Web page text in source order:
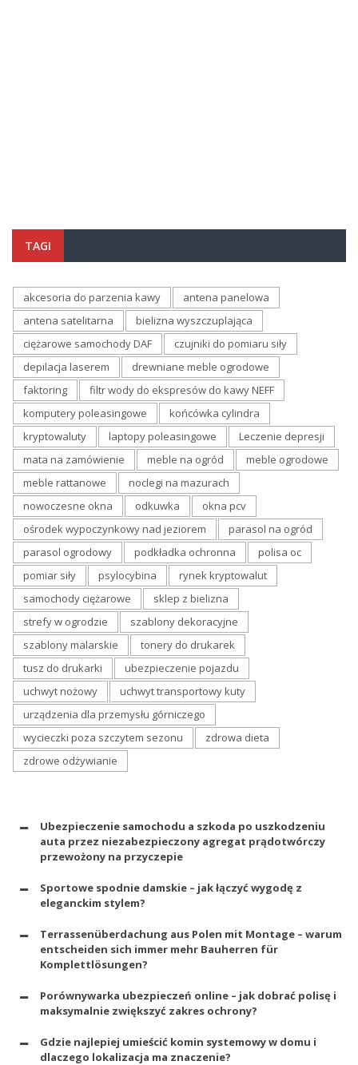
TAGI
akcesoria do parzenia kawy
antena panelowa
antena satelitarna
bielizna wyszczuplająca
ciężarowe samochody DAF
czujniki do pomiaru siły
depilacja laserem
drewniane meble ogrodowe
faktoring
filtr wody do ekspresów do kawy NEFF
komputery poleasingowe
końcówka cylindra
kryptowaluty
laptopy poleasingowe
Leczenie depresji
mata na zamówienie
meble na ogród
meble ogrodowe
meble rattanowe
noclegi na mazurach
nowoczesne okna
odkuwka
okna pcv
ośrodek wypoczynkowy nad jeziorem
parasol na ogród
parasol ogrodowy
podkładka ochronna
polisa oc
pomiar siły
psylocybina
rynek kryptowalut
samochody ciężarowe
sklep z bielizna
strefy w ogrodzie
szablony dekoracyjne
szablony malarskie
tonery do drukarek
tusz do drukarki
ubezpieczenie pojazdu
uchwyt nożowy
uchwyt transportowy kuty
urządzenia dla przemysłu górniczego
wycieczki poza szczytem sezonu
zdrowa dieta
zdrowe odżywianie
Ubezpieczenie samochodu a szkoda po uszkodzeniu
auta przez niezabezpieczony agregat prądotwórczy
przewożony na przyczepie
Sportowe spodnie damskie – jak łączyć wygodę z
eleganckim stylem?
Terrassenüberdachung aus Polen mit Montage – warum
entscheiden sich immer mehr Bauherren für
Komplettlösungen?
Porównywarka ubezpieczeń online – jak dobrać polisę i
maksymalnie zwiększyć zakres ochrony?
Gdzie najlepiej umieścić komin systemowy w domu i
dlaczego lokalizacja ma znaczenie?